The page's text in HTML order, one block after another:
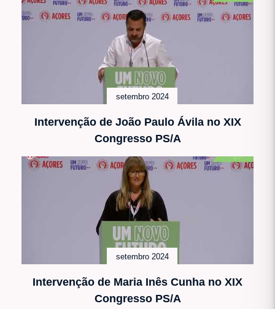
setembro 2024
Intervenção de João Paulo Ávila no XIX
Congresso PS/A
setembro 2024
Intervenção de Maria Inês Cunha no XIX
Congresso PS/A